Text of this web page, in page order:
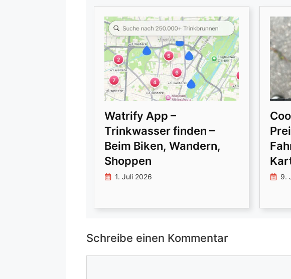
Watrify App –
Trinkwasser finden –
Beim Biken, Wandern,
Shoppen
1. Juli 2026 9.
Schreibe einen Kommentar